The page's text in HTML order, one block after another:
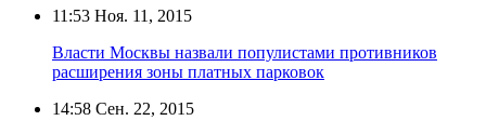
11:53 Ноя. 11, 2015
Власти Москвы назвали популистами противников
расширения зоны платных парковок
14:58 Сен. 22, 2015